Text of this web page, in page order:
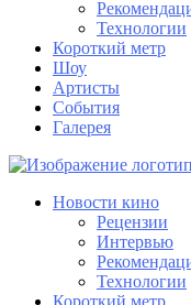
Технологии
Короткий метр
Шоу
Артисты
События
Галерея
Новости кино
Рецензии
Интервью
Технологии
Короткий метр